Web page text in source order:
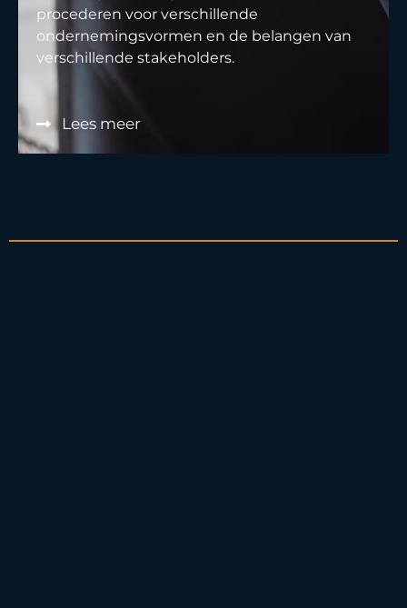
procederen voor verschillende
ondernemingsvormen en de belangen van
verschillende stakeholders.
Lees meer